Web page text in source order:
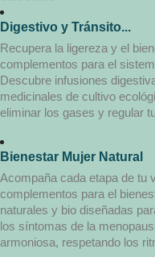
Digestivo y Tránsito...
Recupera la ligereza y el
complementos para el
Descubre infusiones
medicinales de cultivo
eliminar los gases y regular
Bienestar Mujer Natural
Acompaña cada etapa de tu
complementos para el
naturales y bio diseñadas
los síntomas de la
armoniosa, respetando los